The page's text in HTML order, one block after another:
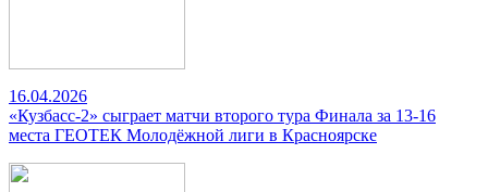
16.04.2026
«Кузбасс-2» сыграет матчи второго тура Финала за 13-16
места ГЕОТЕК Молодёжной лиги в Красноярске